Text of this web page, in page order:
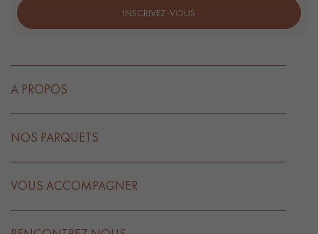
INSCRIVEZ-VOUS
A PROPOS
NOS PARQUETS
VOUS ACCOMPAGNER